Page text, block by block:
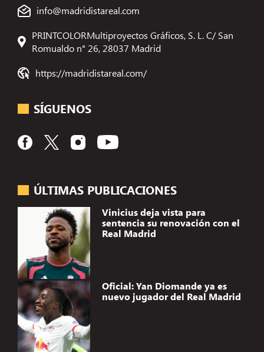
ÚLTIMAS PUBLICACIONES
Vinicius deja vista para
sentencia su renovación con el
Real Madrid
Oficial: Yan Diomande ya es
nuevo jugador del Real Madrid
info@madridistareal.com
PRINTCOLORMultiproyectos Gráficos, S. L. C/ San
Romualdo n° 26, 28037 Madrid
https://madridistareal.com/
SÍGUENOS